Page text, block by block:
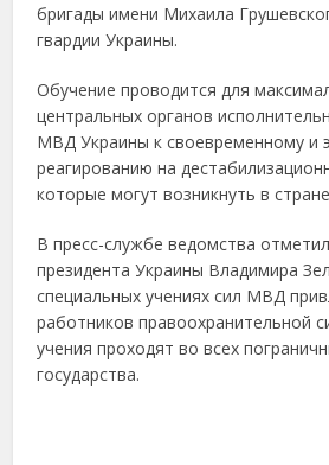
бригады имени Михаила
гвардии Украины.
Обучение проводится для
центральных органов
МВД Украины к своевременному и
реагированию на
которые могут возникнуть в
В пресс-службе ведомства
президента Украины Владимира
специальных учениях сил МВД
работников правоохранительной
учения проходят во всех
государства.